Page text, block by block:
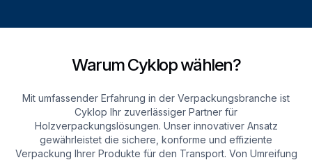
Warum Cyklop wählen?
Mit umfassender Erfahrung in der Verpackungsbranche ist
Cyklop Ihr zuverlässiger Partner für
Holzverpackungslösungen. Unser innovativer Ansatz
gewährleistet die sichere, konforme und effiziente
Verpackung Ihrer Produkte für den Transport. Von Umreifung